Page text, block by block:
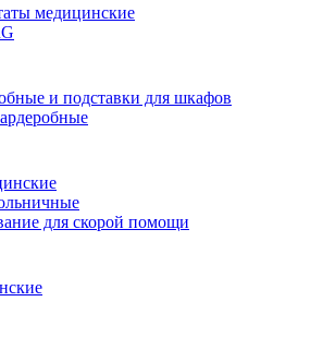
медицинские
и подставки для шкафов
для скорой помощи